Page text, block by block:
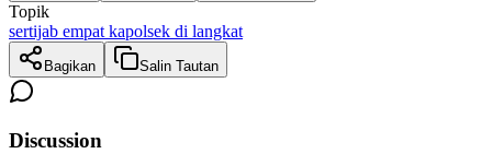
Topik
sertijab empat kapolsek di langkat
Bagikan Salin Tautan
Discussion